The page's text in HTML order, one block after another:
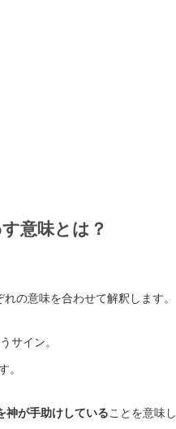
意味とは？
の意味を合わせて解釈します。
サイン。
。
神が手助けしていることを意味し